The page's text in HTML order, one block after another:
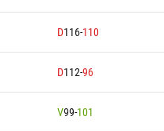
D116-110
D112-96
V99-101